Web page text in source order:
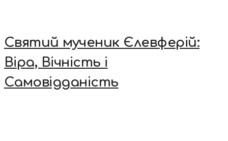
Святий мученик Єлевферій:
Віра, Вічність і
Самовідданість